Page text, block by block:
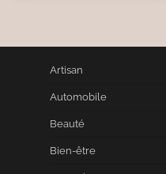
Artisan
Automobile
Beauté
Bien-être